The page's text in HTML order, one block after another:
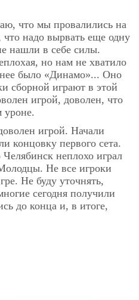
что мы провалились на
надо вырвать еще одну
нашли в себе силы.
но нам не хватило
было «Динамо»... Оно
сборной играют в этой
игрой, доволен, что
уроне.
игрой. Начали
концовку первого сета.
неплохо играл
Не все игроки
Не буду уточнять,
сегодня получили
до конца и, в итоге,